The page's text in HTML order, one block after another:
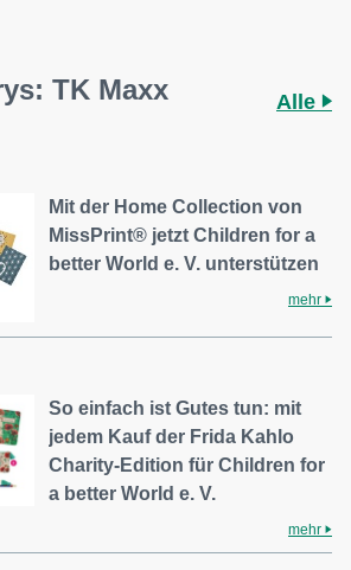
TK Maxx Alle
Mit der Home Collection von
MissPrint® jetzt Children for a
better World e. V. unterstützen
mehr
So einfach ist Gutes tun: mit
jedem Kauf der Frida Kahlo
Charity-Edition für Children for
a better World e. V.
mehr